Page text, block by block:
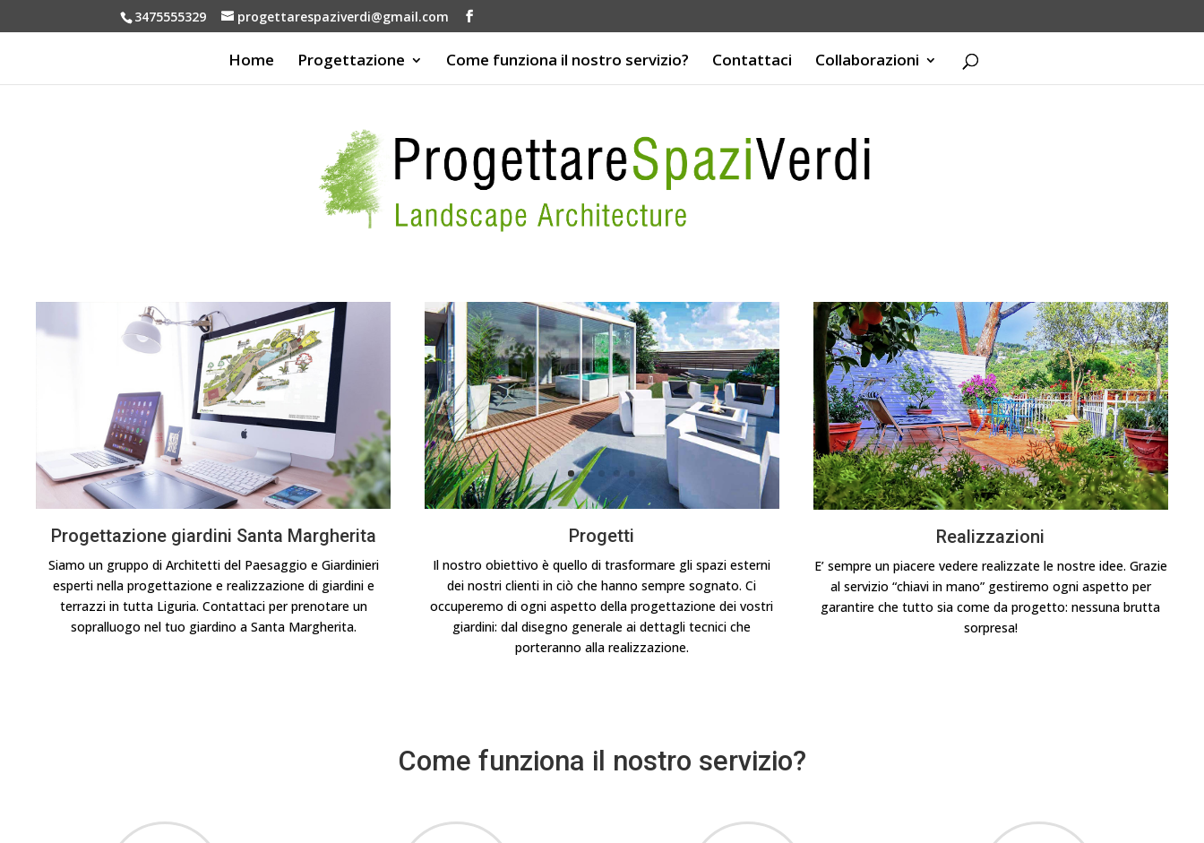
3475555329 progettarespaziverdi@gmail.com
Home Progettazione Come funziona il nostro servizio? Contattaci Collaborazioni
Progettazione giardini Santa Margherita
Siamo un gruppo di Architetti del Paesaggio e Giardinieri
esperti nella progettazione e realizzazione di giardini e
terrazzi in tutta Liguria. Contattaci per prenotare un
sopralluogo nel tuo giardino a Santa Margherita.
Progetti
Il nostro obiettivo è quello di trasformare gli spazi esterni
dei nostri clienti in ciò che hanno sempre sognato. Ci
occuperemo di ogni aspetto della progettazione dei vostri
giardini: dal disegno generale ai dettagli tecnici che
porteranno alla realizzazione.
Realizzazioni
E’ sempre un piacere vedere realizzate le nostre idee. Grazie
al servizio “chiavi in mano” gestiremo ogni aspetto per
garantire che tutto sia come da progetto: nessuna brutta
sorpresa!
Come funziona il nostro servizio?